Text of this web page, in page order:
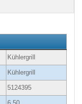
Kühlergrill
Kühlergrill
5124395